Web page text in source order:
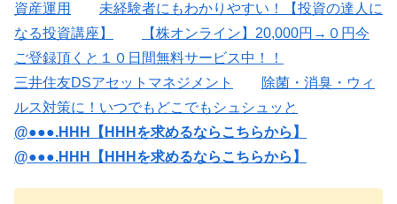
資産運用
未経験者にもわかりやすい！【投資の達人に
なる投資講座】
【株オンライン】20,000円→０円今
ご登録頂くと１０日間無料サービス中！！
三井住友DSアセットマネジメント
除菌・消臭・ウィ
ルス対策に！いつでもどこでもシュシュッと
@●●●.HHH【HHHを求めるならこちらから】
@●●●.HHH【HHHを求めるならこちらから】